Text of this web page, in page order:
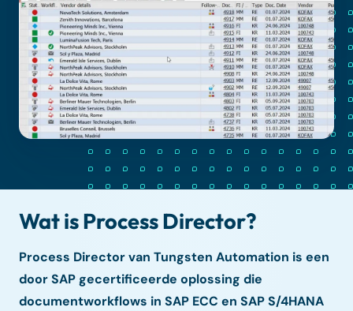
Wat is Process Director?
Process Director van Tungsten Automation is een
door SAP gecertificeerde oplossing die
documentworkflows in SAP ECC en SAP S/4HANA